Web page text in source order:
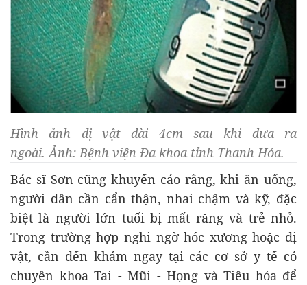
Hình ảnh dị vật dài 4cm sau khi đưa ra
ngoài. Ảnh: Bệnh viện Đa khoa tỉnh Thanh Hóa.
Bác sĩ Sơn cũng khuyến cáo rằng, khi ăn uống,
người dân cần cẩn thận, nhai chậm và kỹ, đặc
biệt là người lớn tuổi bị mất răng và trẻ nhỏ.
Trong trường hợp nghi ngờ hóc xương hoặc dị
vật, cần đến khám ngay tại các cơ sở y tế có
chuyên khoa Tai - Mũi - Họng và Tiêu hóa để